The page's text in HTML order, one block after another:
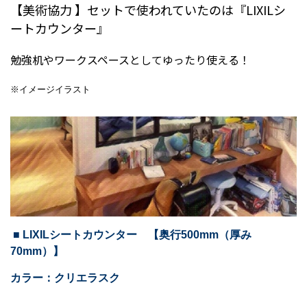
【美術協力 】セットで使われていたのは『LIXILシ
ートカウンター』
勉強机やワークスペースとしてゆったり使える！
※イメージイラスト
■ LIXILシートカウンター 【奥行500mm（厚み
70mm）】
カラー：クリエラスク